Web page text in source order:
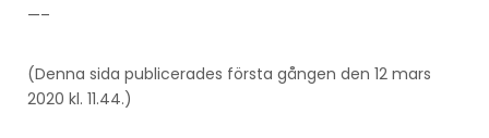
—–
(Denna sida publicerades första gången den 12 mars
2020 kl. 11.44.)